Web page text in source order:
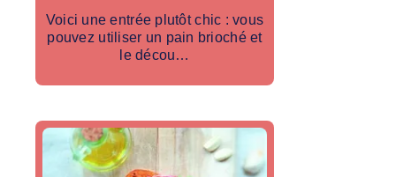
Voici une entrée plutôt chic : vous
pouvez utiliser un pain brioché et
le décou…